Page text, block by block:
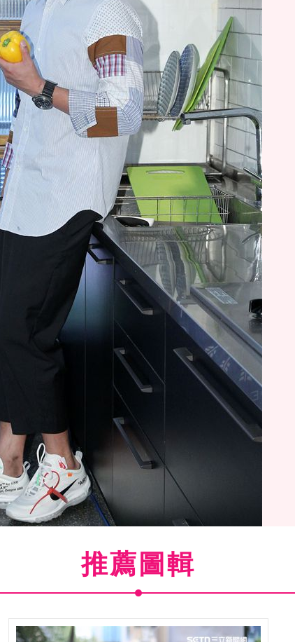
吃，讓六月超感動。（記者邱榮吉/攝影）（未
推薦圖輯